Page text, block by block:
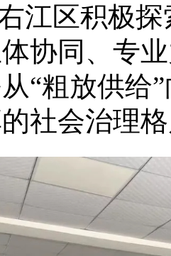
江区积极
协同、专
“粗放供给
社会治理